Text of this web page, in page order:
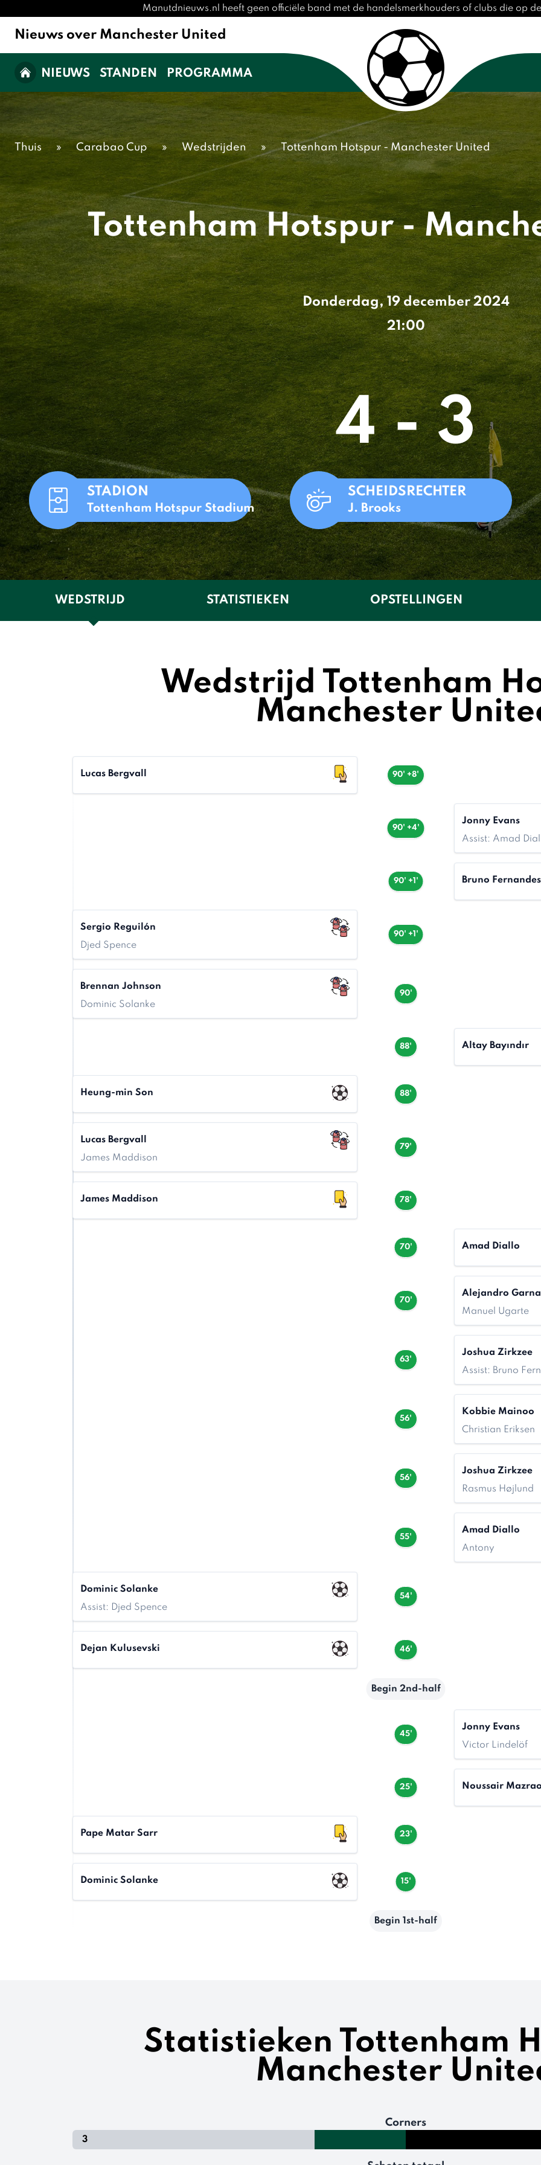
Manutdnieuws.nl heeft geen officiële band met de handelsmerkhouders of clubs die op
Nieuws over Manchester United
NIEUWS STANDEN PROGRAMMA
Thuis » Carabao Cup » Wedstrijden » Tottenham Hotspur - Manchester United
Tottenham Hotspur -
Donderdag, 19 december 2024
21:00
4 - 3
STADION
Tottenham Hotspur Stadium
SCHEIDSRECHTER
J. Brooks
WEDSTRIJD STATISTIEKEN OPSTELLINGEN
Wedstrijd Tottenham
Manchester
90' +8'
Lucas Bergvall
90' +4'
Jonny Evans
Assist: Amad
90' +1' Bruno Fernandes
90' +1'
Sergio Reguilón
Djed Spence
90'
Brennan Johnson
Dominic Solanke
88' Altay Bayındır
88'
Heung-min Son
79'
Lucas Bergvall
James Maddison
78'
James Maddison
70' Amad Diallo
70'
Alejandro
Manuel Ugarte
63'
Joshua Zirkzee
Assist: Bruno
56'
Kobbie Mainoo
Christian Eriksen
56'
Joshua Zirkzee
Rasmus Højlund
55'
Amad Diallo
Antony
54'
Dominic Solanke
Assist: Djed Spence
46'
Dejan Kulusevski
Begin 2nd-half
45'
Jonny Evans
Victor Lindelöf
25' Noussair
23'
Pape Matar Sarr
15'
Dominic Solanke
Begin 1st-half
Statistieken Tottenham
Manchester
Corners
3